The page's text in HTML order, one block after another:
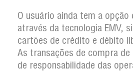
O usuário ainda tem a
através da tecnologia EMV,
cartões de crédito e débito
As transações de compra
de responsabilidade das